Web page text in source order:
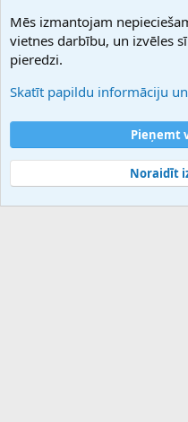
Hostmaria
Atbalsts
Palīdzība
Noteikumi un nosacījumi
Privātuma politika
Community platform by XenForo® ©
Mēs izmantojam
vietnes darbību, un izvēles
pieredzi.
Skatīt papildu informāciju
Pieņemt
Noraidīt